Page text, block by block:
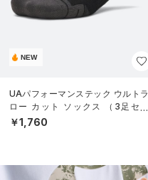
NEW
UAパフォーマンステック ウルトラ
ロー カット ソックス （3足セッ
ト）（トレーニング/UNISEX）
￥1,760